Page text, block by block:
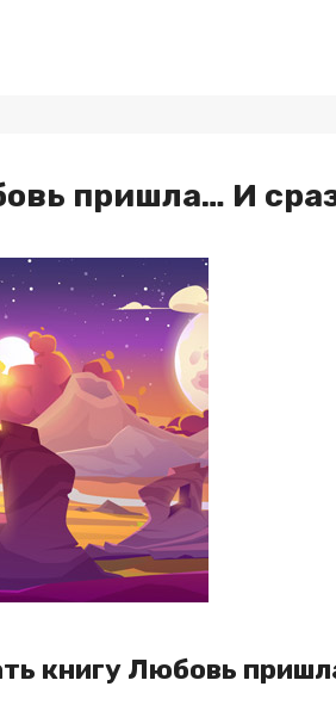
пришла… И
книгу Любовь